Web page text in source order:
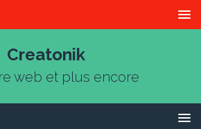
Creatonik
web et plus encore